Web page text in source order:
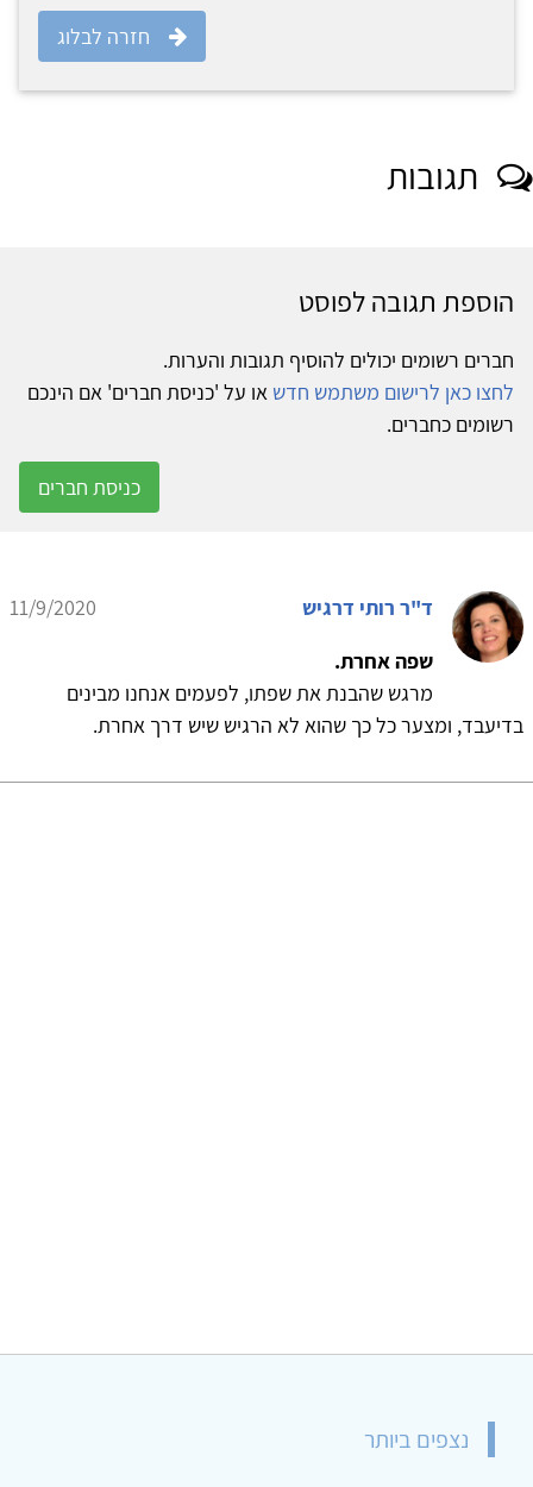
חזרה לבלוג
תגובות
הוספת תגובה לפוסט
חברים רשומים יכולים להוסיף תגובות והערות.
לחצו כאן לרישום משתמש חדש או על 'כניסת חברים' אם הינכם
רשומים כחברים.
כניסת חברים
ד"ר רותי דרגיש
11/9/2020
שפה אחרת.
מרגש שהבנת את שפתו, לפעמים אנחנו מבינים
בדיעבד, ומצער כל כך שהוא לא הרגיש שיש דרך אחרת.
נצפים ביותר